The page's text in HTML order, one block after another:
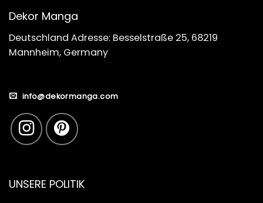
Dekor Manga
Deutschland Adresse: Besselstraße 25, 68219
Mannheim, Germany
info@dekormanga.com
UNSERE POLITIK